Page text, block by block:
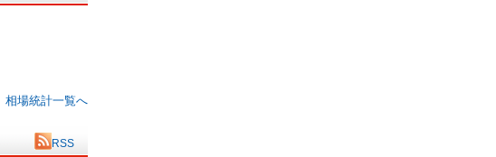
相場統計一覧へ
RSS